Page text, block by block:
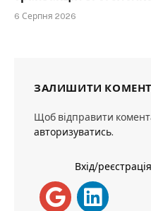
6 Серпня 2026
ЗАЛИШИТИ
Щоб відправити
авторизуватись.
Вхід/